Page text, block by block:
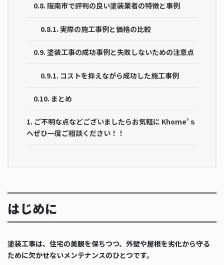
0.8. 阪南市で評判の良い塗装業者の特徴と事例
0.8.1. 実際の施工事例と価格の比較
0.9. 塗装工事の成功事例と失敗しないための注意点
0.9.1. コストを抑えながら成功した施工事例
0.10. まとめ
1. ご不明な点などございましたらお気軽に Khome’ｓ
へぜひ一度ご相談ください！！
はじめに
塗装工事は、住宅の美観を保ちつつ、外壁や屋根を劣化から守る
ために欠かせないメンテナンスのひとつです。